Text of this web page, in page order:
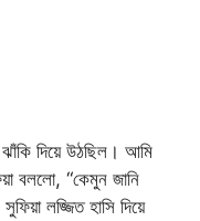
দিয়ে উঠছিল। আমি
বললো, “কেমুন জানি
লজ্জিত হাসি দিয়ে